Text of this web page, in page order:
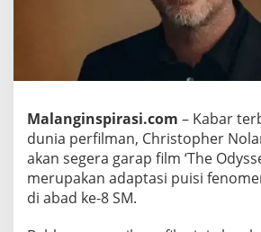
o
p
h
N
o
l
a
Malanginspirasi.com – Kabar
dunia perfilman, Christopher
akan segera garap film ‘The
merupakan adaptasi puisi
di abad ke-8 SM.